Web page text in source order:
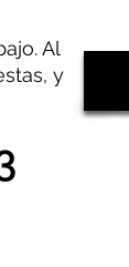
Al
y